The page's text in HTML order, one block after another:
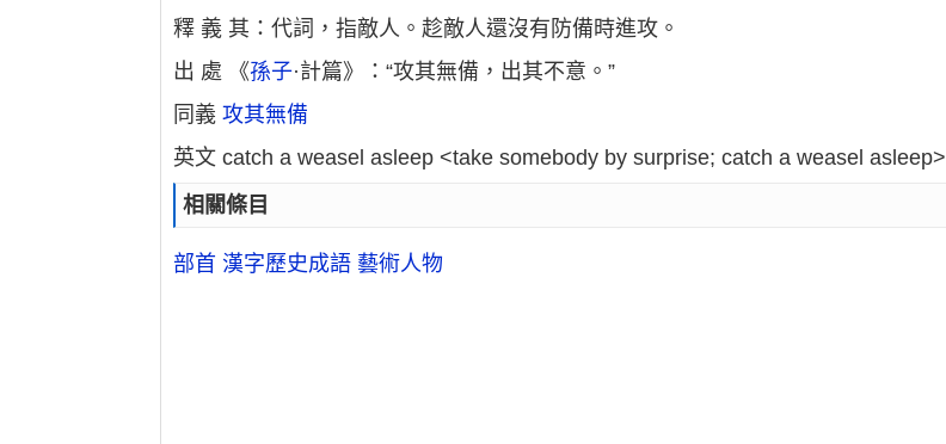
釋 義 其：代詞，指敵人。趁敵人還沒有防備時進攻。
出 處 《孫子·計篇》：“攻其無備，出其不意。”
同義攻其無備
英文 catch a weasel asleep <take somebody by surprise; catch a weasel asleep>
相關條目
部首 漢字歷史成語 藝術人物